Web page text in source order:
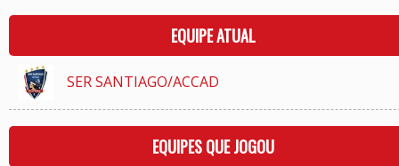
EQUIPE ATUAL
SER SANTIAGO/ACCAD
EQUIPES QUE JOGOU